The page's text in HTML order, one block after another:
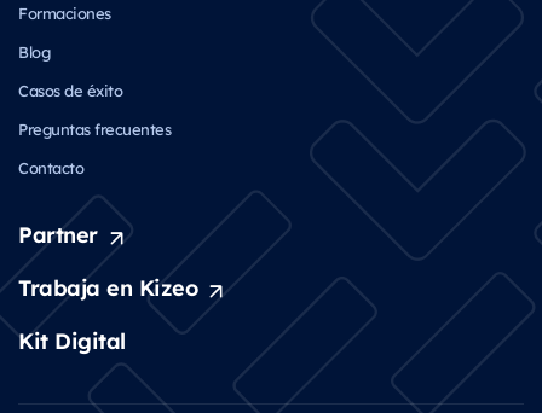
Formaciones
Blog
Casos de éxito
Preguntas frecuentes
Contacto
Partner
Trabaja en Kizeo
Kit Digital